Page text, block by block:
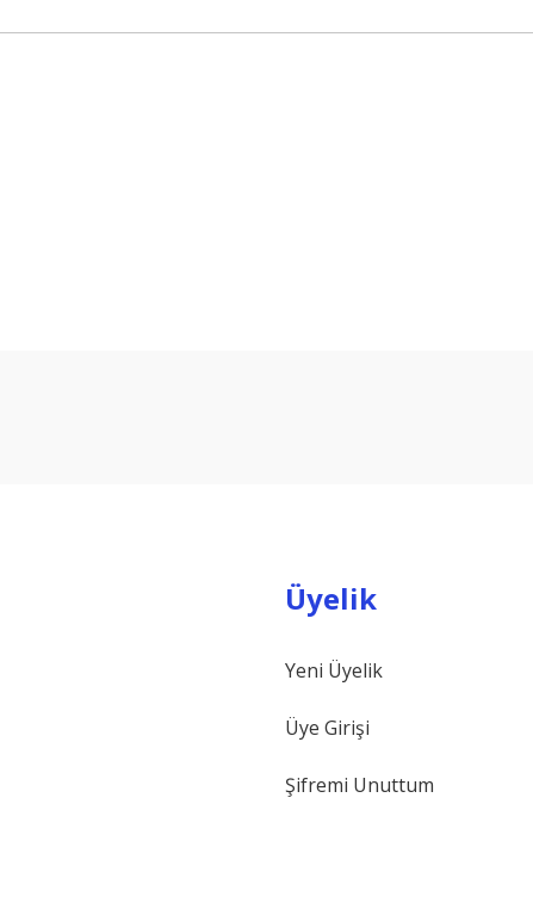
Üyelik
Yeni Üyelik
Üye Girişi
Şifremi Unuttum